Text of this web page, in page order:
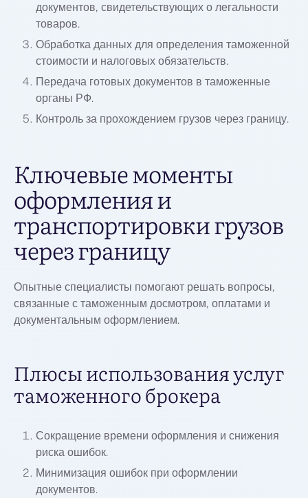
документов, свидетельствующих о легальности
товаров.
Обработка данных для определения таможенной
стоимости и налоговых обязательств.
Передача готовых документов в таможенные
органы РФ.
Контроль за прохождением грузов через границу.
Ключевые моменты
оформления и
транспортировки грузов
через границу
Опытные специалисты помогают решать вопросы,
связанные с таможенным досмотром, оплатами и
документальным оформлением.
Плюсы использования услуг
таможенного брокера
Сокращение времени оформления и снижения
риска ошибок.
Минимизация ошибок при оформлении
документов.